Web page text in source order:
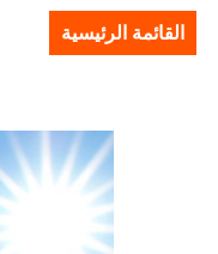
القائمة الرئيسية